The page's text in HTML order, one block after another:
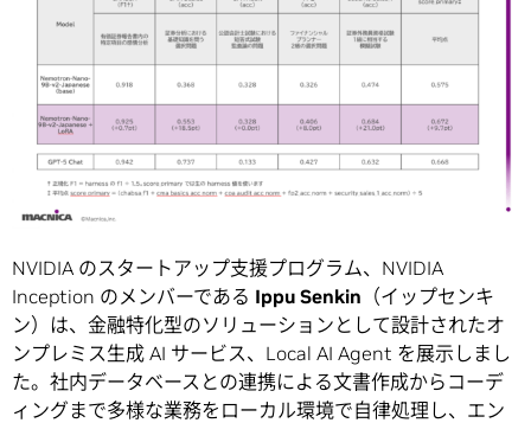
NVIDIA のスタートアップ支援プログラム、NVIDIA
Inception のメンバーである Ippu Senkin （イップセンキ
ン）は、金融特化型のソリューションとして設計されたオ
ンプレミス生成 AI サービス、Local AI Agent を展示しまし
た。社内データベースとの連携による文書作成からコーデ
ィングまで多様な業務をローカル環境で自律処理し、エン